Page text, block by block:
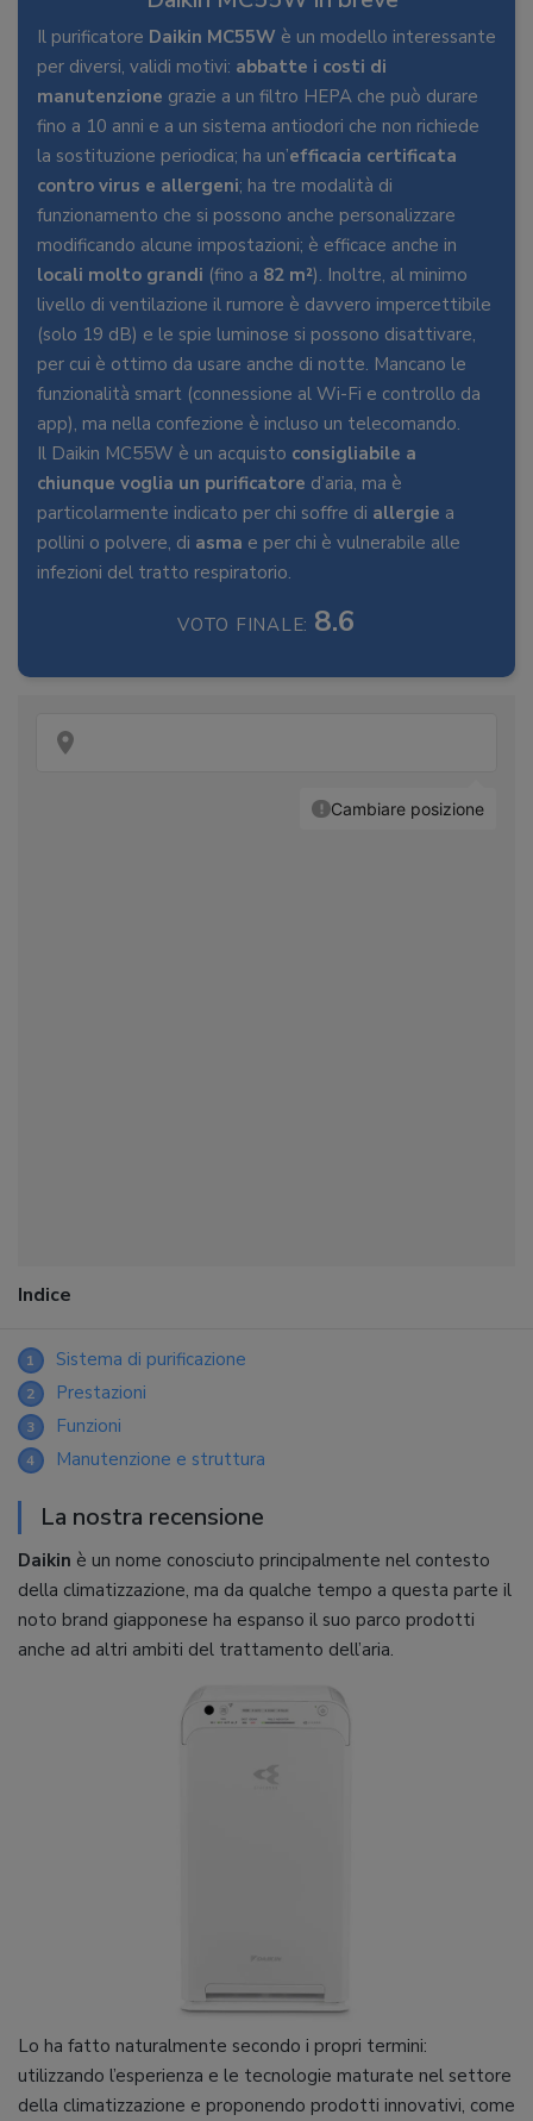
Il purificatore Daikin MC55W è un modello interessante
per diversi, validi motivi: abbatte i costi di
manutenzione grazie a un filtro HEPA che può durare
fino a 10 anni e a un sistema antiodori che non richiede
la sostituzione periodica; ha un’efficacia certificata
contro virus e allergeni; ha tre modalità di
funzionamento che si possono anche personalizzare
modificando alcune impostazioni; è efficace anche in
locali molto grandi (fino a 82 m²). Inoltre, al minimo
livello di ventilazione il rumore è davvero impercettibile
(solo 19 dB) e le spie luminose si possono disattivare,
per cui è ottimo da usare anche di notte. Mancano le
funzionalità smart (connessione al Wi-Fi e controllo da
app), ma nella confezione è incluso un telecomando.
Il Daikin MC55W è un acquisto consigliabile a
chiunque voglia un purificatore d’aria, ma è
particolarmente indicato per chi soffre di allergie a
pollini o polvere, di asma e per chi è vulnerabile alle
infezioni del tratto respiratorio.
VOTO FINALE: 8.6
Indice
1 Sistema di purificazione
2 Prestazioni
3 Funzioni
4 Manutenzione e struttura
La nostra recensione
Daikin è un nome conosciuto principalmente nel contesto
della climatizzazione, ma da qualche tempo a questa parte il
noto brand giapponese ha espanso il suo parco prodotti
anche ad altri ambiti del trattamento dell’aria.
Lo ha fatto naturalmente secondo i propri termini:
utilizzando l’esperienza e le tecnologie maturate nel settore
della climatizzazione e proponendo prodotti innovativi, come